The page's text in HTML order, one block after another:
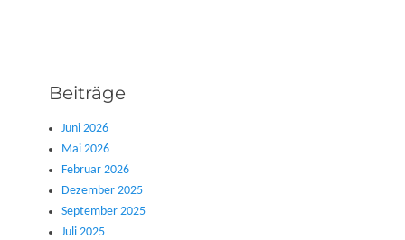
Beiträge
Juni 2026
Mai 2026
Februar 2026
Dezember 2025
September 2025
Juli 2025